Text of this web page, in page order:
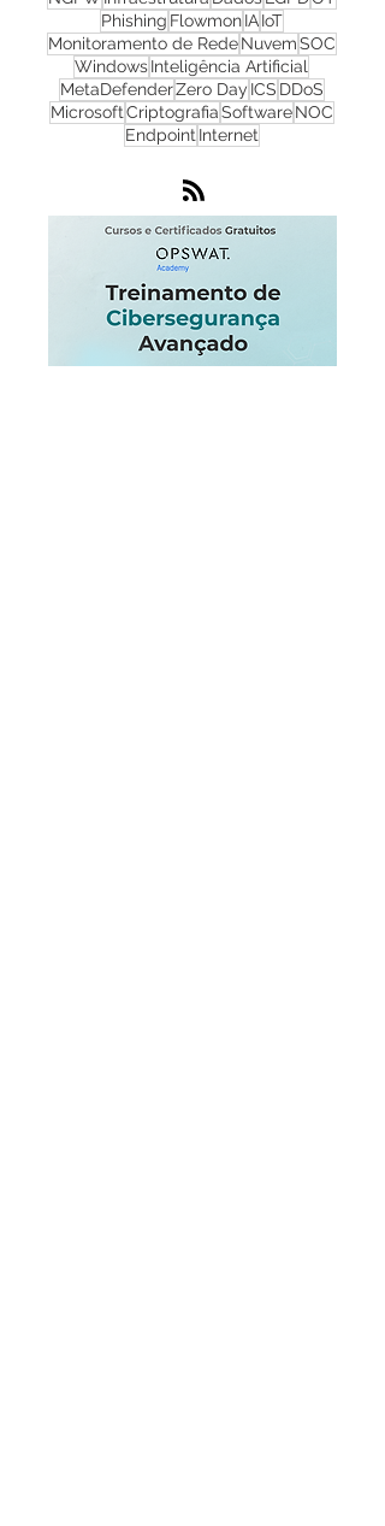
FirewallRedesWhatsUp Gold Check Point
CibersegurançaCloudZero Trust
NGFWInfraestruturaDadosLGPDOT
PhishingFlowmonIAIoT
Monitoramento de RedeNuvemSOC
WindowsInteligência Artificial
MetaDefenderZero DayICS
EndpointInternet